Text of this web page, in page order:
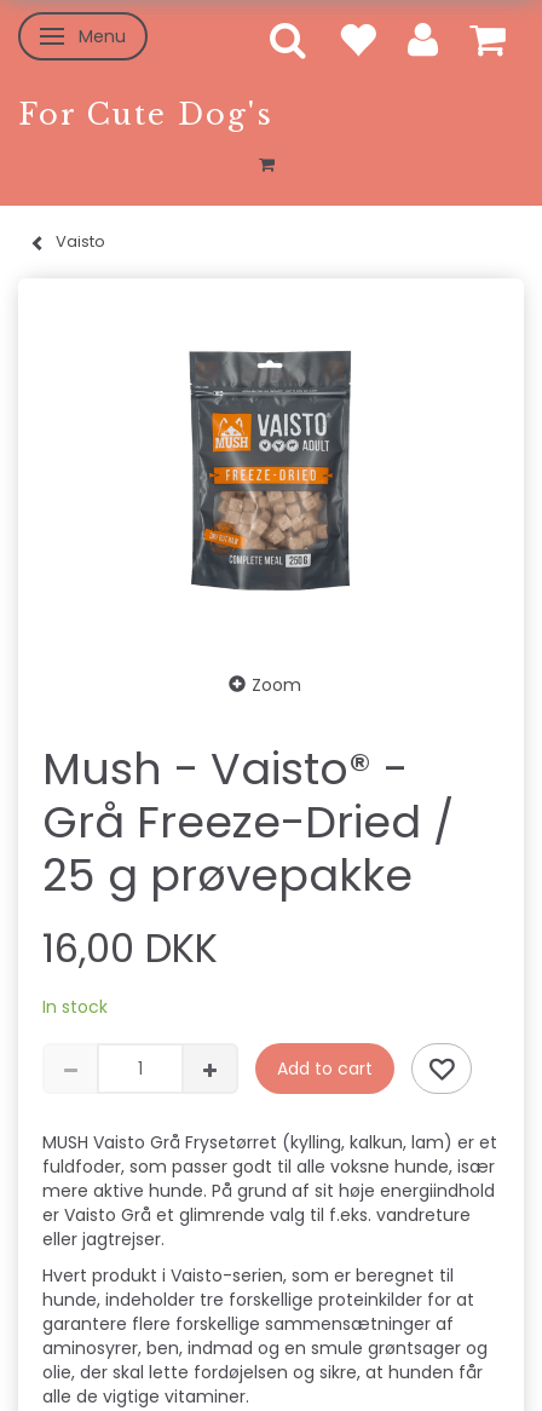
Toggle navigation
Menu
For Cute Dog's
Vaisto
Zoom
Mush - Vaisto® -
Grå Freeze-Dried /
25 g prøvepakke
16,00 DKK
In stock
Add to cart
MUSH Vaisto Grå Frysetørret (kylling, kalkun, lam) er et
fuldfoder, som passer godt til alle voksne hunde, især
mere aktive hunde. På grund af sit høje energiindhold
er Vaisto Grå et glimrende valg til f.eks. vandreture
eller jagtrejser.
Hvert produkt i Vaisto-serien, som er beregnet til
hunde, indeholder tre forskellige proteinkilder for at
garantere flere forskellige sammensætninger af
aminosyrer, ben, indmad og en smule grøntsager og
olie, der skal lette fordøjelsen og sikre, at hunden får
alle de vigtige vitaminer.